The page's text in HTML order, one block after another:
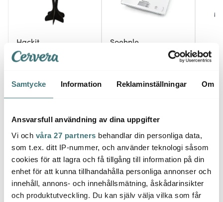
Samtycke Information Reklaminställningar Om
Ansvarsfull användning av dina uppgifter
Vi och våra 27 partners behandlar din personliga data,
som t.ex. ditt IP-nummer, och använder teknologi såsom
cookies för att lagra och få tillgång till information på din
enhet för att kunna tillhandahålla personliga annonser och
innehåll, annons- och innehållsmätning, åskådarinsikter
och produktutveckling. Du kan själv välja vilka som får
Hackit
Hackit Köttfärshackare
22,5 cm Svart
129 kr
Soehnle
399 kr
Drip
230
Låt dig inspireras av våra kunder